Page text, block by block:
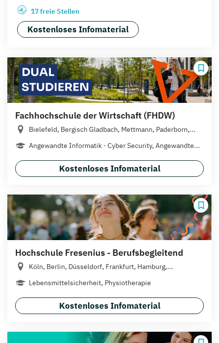
17 freie Stellen
Kostenloses Infomaterial
Fachhochschule der Wirtschaft (FHDW)
Bielefeld, Bergisch Gladbach, Mettmann, Paderborn,...
Angewandte Informatik - Cyber Security, Angewandte...
Kostenloses Infomaterial
Hochschule Fresenius - Berufsbegleitend
Köln, Berlin, Düsseldorf, Frankfurt, Hamburg,...
Lebensmittelsicherheit, Physiotherapie
Kostenloses Infomaterial